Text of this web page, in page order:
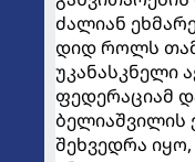
ძალიან
დიდ როლს
უკანასკნელი
ფედერაციამ
ბელიაშვილის
შეხვედრა